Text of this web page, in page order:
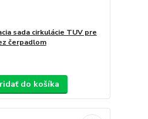
sada cirkulácie TUV pre
čerpadlom
do košíka